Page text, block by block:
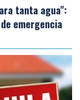
tanta agua":
emergencia